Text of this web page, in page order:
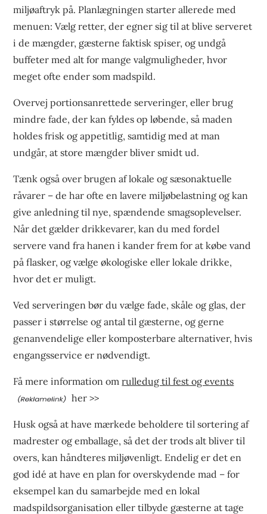
miljøaftryk på. Planlægningen starter allerede med
menuen: Vælg retter, der egner sig til at blive serveret
i de mængder, gæsterne faktisk spiser, og undgå
buffeter med alt for mange valgmuligheder, hvor
meget ofte ender som madspild.
Overvej portionsanrettede serveringer, eller brug
mindre fade, der kan fyldes op løbende, så maden
holdes frisk og appetitlig, samtidig med at man
undgår, at store mængder bliver smidt ud.
Tænk også over brugen af lokale og sæsonaktuelle
råvarer – de har ofte en lavere miljøbelastning og kan
give anledning til nye, spændende smagsoplevelser.
Når det gælder drikkevarer, kan du med fordel
servere vand fra hanen i kander frem for at købe vand
på flasker, og vælge økologiske eller lokale drikke,
hvor det er muligt.
Ved serveringen bør du vælge fade, skåle og glas, der
passer i størrelse og antal til gæsterne, og gerne
genanvendelige eller komposterbare alternativer, hvis
engangsservice er nødvendigt.
Få mere information omrulledug til fest og events
her >>
Husk også at have mærkede beholdere til sortering af
madrester og emballage, så det der trods alt bliver til
overs, kan håndteres miljøvenligt. Endelig er det en
god idé at have en plan for overskydende mad – for
eksempel kan du samarbejde med en lokal
madspildsorganisation eller tilbyde gæsterne at tage